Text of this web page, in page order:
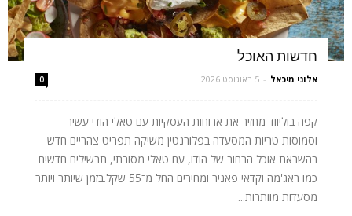
חדשות האוכל
אלוני מיכאל - 5 באוגוסט 2026 0
קפה בוליווד מחזיר את ארוחות העסקיות עם טאלי הודי עשיר
וסמוסות טריות המסעדה בפלורנטין משיקה תפריט צהריים חדש
בהשראת אוכל הרחוב של הודו, עם טאלי מסורתי, תבשילים חדשים
כמו ראג'מה וקדאי פאניר ומחירים החל מ־55 שקל.בזמן שיותר ויותר
מסעדות מוותרות...